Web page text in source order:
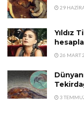
29
Yıldız
26 MART
3